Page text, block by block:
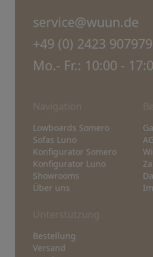
service@wuun.de
+49 (0) 2423
Mo.- Fr.: 10:00 -
Lowboards Somero
Sofas Luno
Konfigurator Somero
Konfigurator Luno
Showrooms
Über uns
Bestellung
Versand